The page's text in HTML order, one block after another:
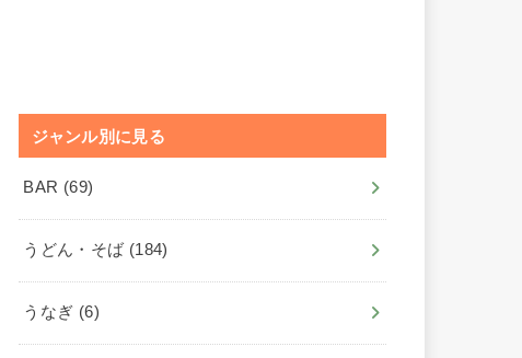
ジャンル別に見る
BAR (69)
うどん・そば (184)
うなぎ (6)